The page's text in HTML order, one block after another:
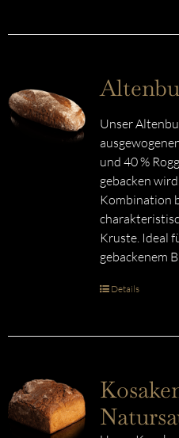
Unser
und 40 %
gebacken
Kombination
Kruste. Ideal
gebackenem
Details